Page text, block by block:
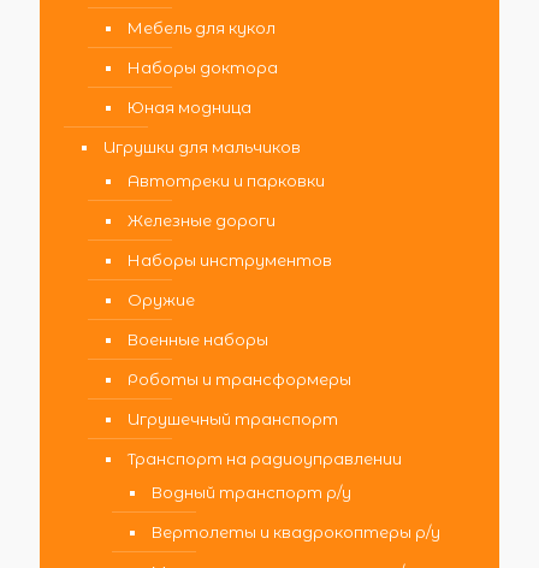
Мебель для кукол
Наборы доктора
Юная модница
Игрушки для мальчиков
Автотреки и парковки
Железные дороги
Наборы инструментов
Оружие
Военные наборы
Роботы и трансформеры
Игрушечный транспорт
Транспорт на радиоуправлении
Водный транспорт р/у
Вертолеты и квадрокоптеры р/у